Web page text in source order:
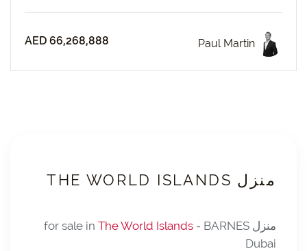
Paul Martin
AED 66,268,888
منزل THE WORLD ISLANDS
منزل for sale in The World Islands - BARNES
Dubai